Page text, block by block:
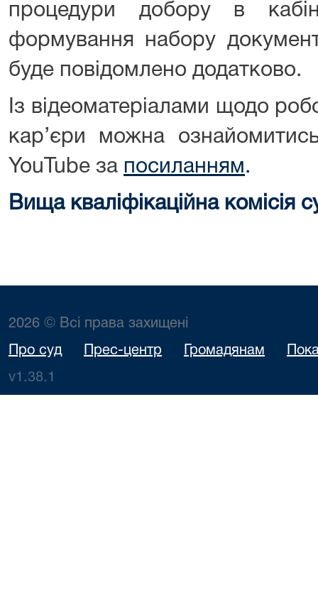
процедури добору в
формування набору
буде повідомлено додатково.
Із відеоматеріалами щодо
кар’єри можна
YouTube за посиланням.
Вища кваліфікаційна комісія
2026 © Всі права захищені
Про суд Прес-центр Громадянам
v1.38.1